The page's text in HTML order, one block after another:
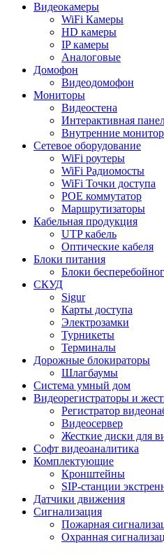
Видеокамеры
WiFi Камеры
HD камеры
IP камеры
Аналоговые
Домофон
Видеодомофон
Мониторы
Видеостена
Интерактивная
Внутренние
Сетевое оборудование
WiFi роутеры
WiFi Радиомосты
WiFi Точки доступа
POE коммутатор
Маршрутизаторы
Кабельная продукция
UTP кабель
Оптические кабеля
Блоки питания
Блоки
СКУД
Sigur
Карты доступа
Электрозамки
Турникеты
Терминалы
Дорожные блокираторы
Шлагбаумы
Cистема умный дом
Видеорегистраторы и
Регистратор
Видеосервер
Жесткие диски для
Софт видеоаналитика
Комплектующие
Кронштейны
SIP-станции
Датчики движения
Сигнализация
Пожарная
Охранная